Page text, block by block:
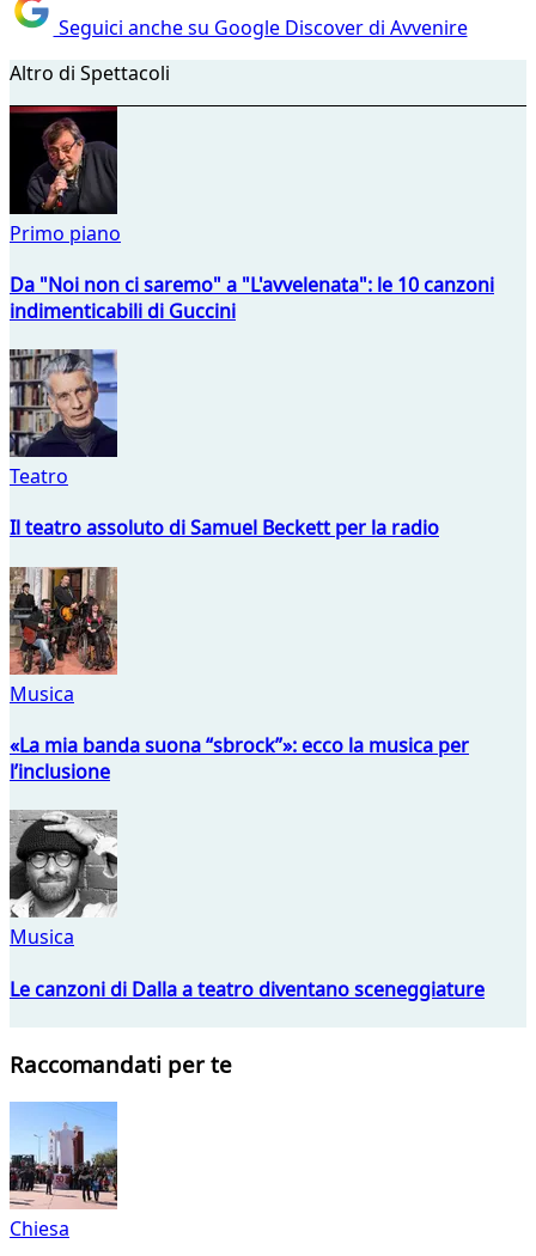
Seguici anche su Google Discover di Avvenire
Altro di Spettacoli
Primo piano
Da "Noi non ci saremo" a "L'avvelenata": le 10 canzoni
indimenticabili di Guccini
Teatro
Il teatro assoluto di Samuel Beckett per la radio
Musica
«La mia banda suona “sbrock”»: ecco la musica per
l’inclusione
Musica
Le canzoni di Dalla a teatro diventano sceneggiature
Raccomandati per te
Chiesa